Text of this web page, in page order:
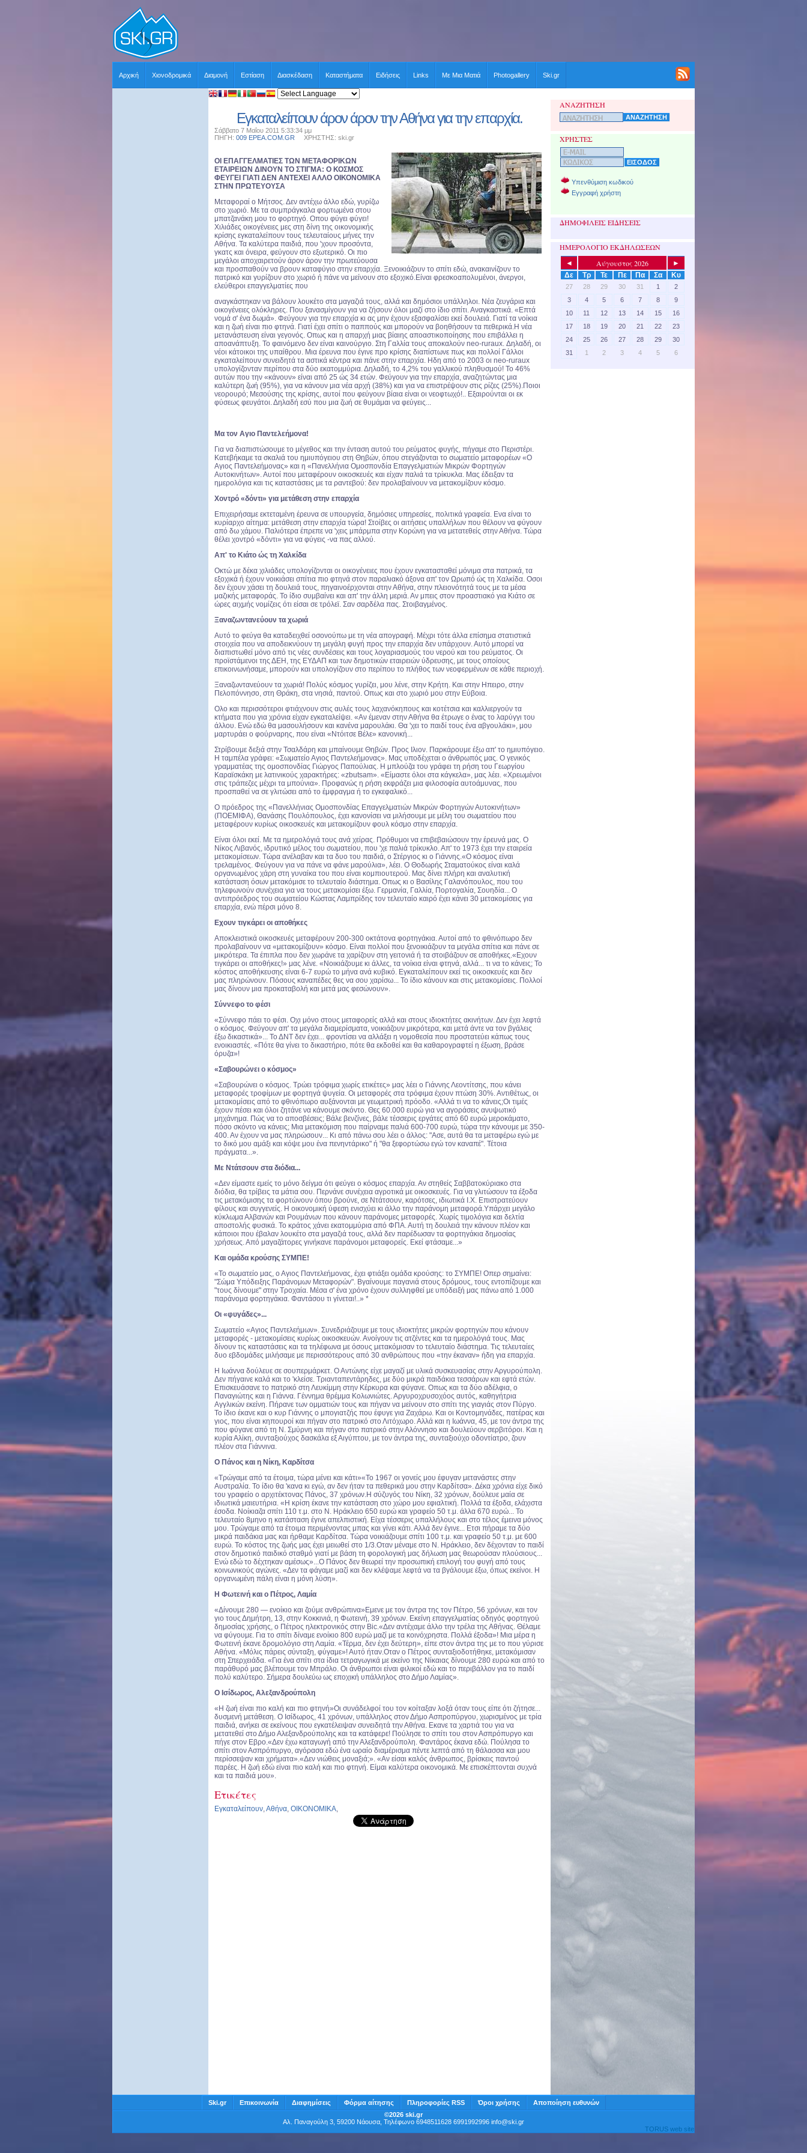
Αρχική Χιονοδρομικά Διαμονή Εστίαση Διασκέδαση Καταστήματα Ειδήσεις Links Με Μια Ματιά Photogallery Ski.gr
Εγκαταλείπουν άρον άρον την Αθήνα για την επαρχία.
Σάββατο 7 Μαΐου 2011 5:33:34 μμ
ΠΗΓΗ: 009 EPEA.COM.GR ΧΡΗΣΤΗΣ: ski.gr
ΟΙ ΕΠΑΓΓΕΛΜΑΤΙΕΣ ΤΩΝ ΜΕΤΑΦΟΡΙΚΩΝ
ΕΤΑΙΡΕΙΩΝ ΔΙΝΟΥΝ ΤΟ ΣΤΙΓΜΑ: Ο ΚΟΣΜΟΣ
ΦΕΥΓΕΙ ΓΙΑΤΙ ΔΕΝ ΑΝΤΕΧΕΙ ΑΛΛΟ ΟΙΚΟΝΟΜΙΚΑ
ΣΤΗΝ ΠΡΩΤΕΥΟΥΣΑ
Μεταφοραί ο Μήτσος. Δεν αντέχω άλλο εδώ, γυρίζω
στο χωριό. Με τα συμπράγκαλα φορτωμένα στου
μπατζανάκη μου το φορτηγό. Οπου φύγει φύγει!
Χιλιάδες οικογένειες μες στη δίνη της οικονομικής
κρίσης εγκαταλείπουν τους τελευταίους μήνες την
Αθήνα. Τα καλύτερα παιδιά, που 'χουν προσόντα,
γκατς και όνειρα, φεύγουν στο εξωτερικό. Οι πιο
μεγάλοι αποχαιρετούν άρον άρον την πρωτεύουσα
και προσπαθούν να βρουν καταφύγιο στην επαρχία. Ξενοικιάζουν το σπίτι εδώ, ανακαινίζουν το
πατρικό και γυρίζουν στο χωριό ή πάνε να μείνουν στο εξοχικό.Είναι φρεσκοαπολυμένοι, άνεργοι,
ελεύθεροι επαγγελματίες που
αναγκάστηκαν να βάλουν λουκέτο στα μαγαζιά τους, αλλά και δημόσιοι υπάλληλοι. Νέα ζευγάρια και
οικογένειες ολόκληρες. Που ξανασμίγουν για να ζήσουν όλοι μαζί στο ίδιο σπίτι. Αναγκαστικά. «Επτά
νομά σ' ένα δωμά». Φεύγουν για την επαρχία κι ας μην έχουν εξασφαλίσει εκεί δουλειά. Γιατί τα νοίκια
και η ζωή είναι πιο φτηνά. Γιατί έχει σπίτι ο παππούς και μπορούν να βοηθήσουν τα πεθερικά.Η νέα
μετανάστευση είναι γεγονός. Οπως και η απαρχή μιας βίαιης αποαστικοποίησης που επιβάλλει η
αποανάπτυξη. Το φαινόμενο δεν είναι καινούργιο. Στη Γαλλία τους αποκαλούν neo-ruraux. Δηλαδή, οι
νέοι κάτοικοι της υπαίθρου. Μια έρευνα που έγινε προ κρίσης διαπίστωνε πως και πολλοί Γάλλοι
εγκαταλείπουν συνειδητά τα αστικά κέντρα και πάνε στην επαρχία. Ηδη από το 2003 οι neo-ruraux
υπολογίζονταν περίπου στα δύο εκατομμύρια. Δηλαδή, το 4,2% του γαλλικού πληθυσμού! Το 46%
αυτών που την «κάνουν» είναι από 25 ώς 34 ετών. Φεύγουν για την επαρχία, αναζητώντας μια
καλύτερη ζωή (95%), για να κάνουν μια νέα αρχή (38%) και για να επιστρέψουν στις ρίζες (25%).Ποιοι
νεορουρό; Μεσούσης της κρίσης, αυτοί που φεύγουν βίαια είναι οι νεοφτωχό!.. Εξαιρούνται οι εκ
φύσεως φευγάτοι. Δηλαδή εσύ που μια ζωή σε θυμάμαι να φεύγεις...
Μα τον Αγιο Παντελεήμονα!
Για να διαπιστώσουμε το μέγεθος και την ένταση αυτού του ρεύματος φυγής, πήγαμε στο Περιστέρι.
Κατεβήκαμε τα σκαλιά του ημιυπόγειου στη Θηβών, όπου στεγάζονται το σωματείο μεταφορέων «Ο
Αγιος Παντελεήμονας» και η «Πανελλήνια Ομοσπονδία Επαγγελματιών Μικρών Φορτηγών
Αυτοκινήτων». Αυτοί που μεταφέρουν οικοσκευές και είχαν παλιά τα τρίκυκλα. Μας έδειξαν τα
ημερολόγια και τις καταστάσεις με τα ραντεβού: δεν προλαβαίνουν να μετακομίζουν κόσμο.
Χοντρό «δόντι» για μετάθεση στην επαρχία
Επιχειρήσαμε εκτεταμένη έρευνα σε υπουργεία, δημόσιες υπηρεσίες, πολιτικά γραφεία. Ενα είναι το
κυρίαρχο αίτημα: μετάθεση στην επαρχία τώρα! Στοίβες οι αιτήσεις υπαλλήλων που θέλουν να φύγουν
από δω χάμου. Παλιότερα έπρεπε να 'χεις μπάρμπα στην Κορώνη για να μετατεθείς στην Αθήνα. Τώρα
θέλει χοντρό «δόντι» για να φύγεις -να πας αλλού.
Απ' το Κιάτο ώς τη Χαλκίδα
Οκτώ με δέκα χιλιάδες υπολογίζονται οι οικογένειες που έχουν εγκατασταθεί μόνιμα στα πατρικά, τα
εξοχικά ή έχουν νοικιάσει σπίτια πιο φτηνά στον παραλιακό άξονα απ' τον Ωρωπό ώς τη Χαλκίδα. Οσοι
δεν έχουν χάσει τη δουλειά τους, πηγαινοέρχονται στην Αθήνα, στην πλειονότητά τους με τα μέσα
μαζικής μεταφοράς. Το ίδιο συμβαίνει και απ' την άλλη μεριά. Αν μπεις στον προαστιακό για Κιάτο σε
ώρες αιχμής νομίζεις ότι είσαι σε τρόλεϊ. Σαν σαρδέλα πας. Στοιβαγμένος.
Ξαναζωντανεύουν τα χωριά
Αυτό το φεύγα θα καταδειχθεί οσονούπω με τη νέα απογραφή. Μέχρι τότε άλλα επίσημα στατιστικά
στοιχεία που να αποδεικνύουν τη μεγάλη φυγή προς την επαρχία δεν υπάρχουν. Αυτό μπορεί να
διαπιστωθεί μόνο από τις νέες συνδέσεις και τους λογαριασμούς του νερού και του ρεύματος. Οι
προϊστάμενοι της ΔΕΗ, της ΕΥΔΑΠ και των δημοτικών εταιρειών ύδρευσης, με τους οποίους
επικοινωνήσαμε, μπορούν και υπολογίζουν στο περίπου το πλήθος των νεοφερμένων σε κάθε περιοχή.
Ξαναζωντανεύουν τα χωριά! Πολύς κόσμος γυρίζει, μου λένε, στην Κρήτη. Και στην Ηπειρο, στην
Πελοπόννησο, στη Θράκη, στα νησιά, παντού. Οπως και στο χωριό μου στην Εύβοια.
Ολο και περισσότεροι φτιάχνουν στις αυλές τους λαχανόκηπους και κοτέτσια και καλλιεργούν τα
κτήματα που για χρόνια είχαν εγκαταλείψει. «Αν έμεναν στην Αθήνα θα έτρωγε ο ένας το λαρύγγι του
άλλου. Ενώ εδώ θα μασουλήσουν και κανένα μαρουλάκι. Θα 'χει το παιδί τους ένα αβγουλάκι», μου
μαρτυράει ο φούρναρης, που είναι «Ντόιτσε Βέλε» κανονική...
Στρίβουμε δεξιά στην Τσαλδάρη και μπαίνουμε Θηβών. Προς Ιλιον. Παρκάρουμε έξω απ' το ημιυπόγειο.
Η ταμπέλα γράφει: «Σωματείο Αγιος Παντελεήμονας». Μας υποδέχεται ο άνθρωπός μας. Ο γενικός
γραμματέας της ομοσπονδίας Γιώργος Παπούλιας. Η μπλούζα του γράφει τη ρήση του Γεωργίου
Καραϊσκάκη με λατινικούς χαρακτήρες: «zbutsam». «Είμαστε όλοι στα κάγκελα», μας λέει. «Χρεωμένοι
στις τράπεζες μέχρι τα μπούνια». Προφανώς η ρήση εκφράζει μια φιλοσοφία αυτοάμυνας, που
προσπαθεί να σε γλιτώσει από το έμφραγμα ή το εγκεφαλικό...
Ο πρόεδρος της «Πανελλήνιας Ομοσπονδίας Επαγγελματιών Μικρών Φορτηγών Αυτοκινήτων»
(ΠΟΕΜΙΦΑ), Θανάσης Πουλόπουλος, έχει κανονίσει να μιλήσουμε με μέλη του σωματείου που
μεταφέρουν κυρίως οικοσκευές και μετακομίζουν φουλ κόσμο στην επαρχία.
Είναι όλοι εκεί. Με τα ημερολόγιά τους ανά χείρας. Πρόθυμοι να επιβεβαιώσουν την έρευνά μας. Ο
Νίκος Λιβανός, ιδρυτικό μέλος του σωματείου, που 'χε παλιά τρίκυκλο. Απ' το 1973 έχει την εταιρεία
μετακομίσεων. Τώρα ανέλαβαν και τα δυο του παιδιά, ο Στέργιος κι ο Γιάννης.«Ο κόσμος είναι
τρελαμένος. Φεύγουν για να πάνε να φάνε μαρούλια», λέει. Ο Θοδωρής Σταματούκος είναι καλά
οργανωμένος χάρη στη γυναίκα του που είναι κομπιουτερού. Μας δίνει πλήρη και αναλυτική
κατάσταση όσων μετακόμισε το τελευταίο διάστημα. Οπως κι ο Βασίλης Γαλανόπουλος, που του
τηλεφωνούν συνέχεια για να τους μετακομίσει έξω. Γερμανία, Γαλλία, Πορτογαλία, Σουηδία... Ο
αντιπρόεδρος του σωματείου Κώστας Λαμπρίδης τον τελευταίο καιρό έχει κάνει 30 μετακομίσεις για
επαρχία, ενώ πέρσι μόνο 8.
Εχουν τιγκάρει οι αποθήκες
Αποκλειστικά οικοσκευές μεταφέρουν 200-300 οκτάτονα φορτηγάκια. Αυτοί από το φθινόπωρο δεν
προλαβαίνουν να «μετακομίζουν» κόσμο. Είναι πολλοί που ξενοικιάζουν τα μεγάλα σπίτια και πάνε σε
μικρότερα. Τα έπιπλα που δεν χωράνε τα χαρίζουν στη γειτονιά ή τα στοιβάζουν σε αποθήκες.«Εχουν
τιγκάρει οι αποθήκες!» μας λένε. «Νοικιάζουμε κι άλλες, τα νοίκια είναι φτηνά, αλλά... τι να το κάνεις; Το
κόστος αποθήκευσης είναι 6-7 ευρώ το μήνα ανά κυβικό. Εγκαταλείπουν εκεί τις οικοσκευές και δεν
μας πληρώνουν. Πόσους καναπέδες θες να σου χαρίσω... Το ίδιο κάνουν και στις μετακομίσεις. Πολλοί
μας δίνουν μια προκαταβολή και μετά μας φεσώνουν».
Σύννεφο το φέσι
«Σύννεφο πάει το φέσι. Οχι μόνο στους μεταφορείς αλλά και στους ιδιοκτήτες ακινήτων. Δεν έχει λεφτά
ο κόσμος. Φεύγουν απ' τα μεγάλα διαμερίσματα, νοικιάζουν μικρότερα, και μετά άντε να τον βγάλεις
έξω δικαστικά»... Το ΔΝΤ δεν έχει... φροντίσει να αλλάξει η νομοθεσία που προστατεύει κάπως τους
ενοικιαστές. «Πότε θα γίνει το δικαστήριο, πότε θα εκδοθεί και θα καθαρογραφτεί η έξωση, βράσε
όρυζα»!
«Σαβουρώνει ο κόσμος»
«Σαβουρώνει ο κόσμος. Τρώει τρόφιμα χωρίς ετικέτες» μας λέει ο Γιάννης Λεοντίτσης, που κάνει
μεταφορές τροφίμων με φορτηγά ψυγεία. Οι μεταφορές στα τρόφιμα έχουν πτώση 30%. Αντιθέτως, οι
μετακομίσεις από το φθινόπωρο αυξάνονται με γεωμετρική πρόοδο. «Αλλά τι να το κάνεις;Οι τιμές
έχουν πέσει και όλοι ζητάνε να κάνουμε σκόντο. Θες 60.000 ευρώ για να αγοράσεις ανυψωτικό
μηχάνημα. Πώς να το αποσβέσεις; Βάλε βενζίνες, βάλε τέσσερις εργάτες από 60 ευρώ μεροκάματο,
πόσο σκόντο να κάνεις; Μια μετακόμιση που παίρναμε παλιά 600-700 ευρώ, τώρα την κάνουμε με 350-
400. Αν έχουν να μας πληρώσουν... Κι από πάνω σου λέει ο άλλος: "Ασε, αυτά θα τα μεταφέρω εγώ με
το δικό μου αμάξι και κόψε μου ένα πενηντάρικο" ή "θα ξεφορτώσω εγώ τον καναπέ". Τέτοια
πράγματα...».
Με Ντάτσουν στα διόδια...
«Δεν είμαστε εμείς το μόνο δείγμα ότι φεύγει ο κόσμος επαρχία. Αν στηθείς Σαββατοκύριακο στα
διόδια, θα τρίβεις τα μάτια σου. Περνάνε συνέχεια αγροτικά με οικοσκευές. Για να γλιτώσουν τα έξοδα
τις μετακόμισης τα φορτώνουν όπου βρούνε, σε Ντάτσουν, καρότσες, ιδιωτικά Ι.Χ. Επιστρατεύουν
φίλους και συγγενείς. Η οικονομική ύφεση ενισχύει κι άλλο την παράνομη μεταφορά.Υπάρχει μεγάλο
κύκλωμα Αλβανών και Ρουμάνων που κάνουν παράνομες μεταφορές. Χωρίς τιμολόγια και δελτία
αποστολής φυσικά. Το κράτος χάνει εκατομμύρια από ΦΠΑ. Αυτή τη δουλειά την κάνουν πλέον και
κάποιοι που έβαλαν λουκέτο στα μαγαζιά τους, αλλά δεν παρέδωσαν τα φορτηγάκια δημοσίας
χρήσεως. Από μαγαζάτορες γινήκανε παράνομοι μεταφορείς. Εκεί φτάσαμε...»
Και ομάδα κρούσης ΣΥΜΠΕ!
«Το σωματείο μας, ο Αγιος Παντελεήμονας, έχει φτιάξει ομάδα κρούσης: το ΣΥΜΠΕ! Οπερ σημαίνει:
"Σώμα Υπόδειξης Παράνομων Μεταφορών". Βγαίνουμε παγανιά στους δρόμους, τους εντοπίζουμε και
"τους δίνουμε" στην Τροχαία. Μέσα σ' ένα χρόνο έχουν συλληφθεί με υπόδειξή μας πάνω από 1.000
παράνομα φορτηγάκια. Φαντάσου τι γίνεται!..» *
Οι «φυγάδες»...
Σωματείο «Αγιος Παντελεήμων». Συνεδριάζουμε με τους ιδιοκτήτες μικρών φορτηγών που κάνουν
μεταφορές - μετακομίσεις κυρίως οικοσκευών. Ανοίγουν τις ατζέντες και τα ημερολόγιά τους. Μας
δίνουν τις καταστάσεις και τα τηλέφωνα με όσους μετακόμισαν το τελευταίο διάστημα. Τις τελευταίες
δυο εβδομάδες μιλήσαμε με περισσότερους από 30 ανθρώπους που «την έκαναν» ήδη για επαρχία.
Η Ιωάννα δούλευε σε σουπερμάρκετ. Ο Αντώνης είχε μαγαζί με υλικά συσκευασίας στην Αργυρούπολη.
Δεν πήγαινε καλά και το 'κλείσε. Τριανταπεντάρηδες, με δύο μικρά παιδάκια τεσσάρων και εφτά ετών.
Επισκευάσανε το πατρικό στη Λευκίμμη στην Κέρκυρα και φύγανε. Οπως και τα δύο αδέλφια, ο
Παναγιώτης και η Γιάννα. Γέννημα θρέμμα Κολωνιώτες. Αργυροχρυσοχόος αυτός, καθηγήτρια
Αγγλικών εκείνη. Πήρανε των ομματιών τους και πήγαν να μείνουν στο σπίτι της γιαγιάς στον Πύργο.
Το ίδιο έκανε και ο κυρ Γιάννης ο μπογιατζής που έφυγε για Ζαχάρω. Και οι Κοντομηνάδες, πατέρας και
γιος, που είναι κηπουροί και πήγαν στο πατρικό στο Λιτόχωρο. Αλλά και η Ιωάννα, 45, με τον άντρα της
που φύγανε από τη Ν. Σμύρνη και πήγαν στο πατρικό στην Αλόννησο και δουλεύουν σερβιτόροι. Και η
κυρία Αλίκη, συνταξιούχος δασκάλα εξ Αιγύπτου, με τον άντρα της, συνταξιούχο οδοντίατρο, ζουν
πλέον στα Γιάννινα.
Ο Πάνος και η Νίκη, Καρδίτσα
«Τρώγαμε από τα έτοιμα, τώρα μένει και κάτι»«Το 1967 οι γονείς μου έφυγαν μετανάστες στην
Αυστραλία. Το ίδιο θα 'κανα κι εγώ, αν δεν ήταν τα πεθερικά μου στην Καρδίτσα». Δέκα χρόνια είχε δικό
του γραφείο ο αρχιτέκτονας Πάνος, 37 χρόνων.Η σύζυγός του Νίκη, 32 χρόνων, δούλευε μαία σε
ιδιωτικά μαιευτήρια. «Η κρίση έκανε την κατάσταση στο χώρο μου εφιαλτική. Πολλά τα έξοδα, ελάχιστα
έσοδα. Νοίκιαζα σπίτι 110 τ.μ. στο Ν. Ηράκλειο 650 ευρώ και γραφείο 50 τ.μ. άλλα 670 ευρώ... Το
τελευταίο 8μηνο η κατάσταση έγινε απελπιστική. Είχα τέσσερις υπαλλήλους και στο τέλος έμεινα μόνος
μου. Τρώγαμε από τα έτοιμα περιμένοντας μπας και γίνει κάτι. Αλλά δεν έγινε... Ετσι πήραμε τα δύο
μικρά παιδάκια μας και ήρθαμε Καρδίτσα. Τώρα νοικιάζουμε σπίτι 100 τ.μ. και γραφείο 50 τ.μ. με 600
ευρώ. Το κόστος της ζωής μας έχει μειωθεί στο 1/3.Οταν μέναμε στο Ν. Ηράκλειο, δεν δέχονταν το παιδί
στον δημοτικό παιδικό σταθμό γιατί με βάση τη φορολογική μας δήλωση μας θεωρούσαν πλούσιους...
Ενώ εδώ το δέχτηκαν αμέσως»...Ο Πάνος δεν θεωρεί την προσωπική επιλογή του φυγή από τους
κοινωνικούς αγώνες. «Δεν τα φάγαμε μαζί και δεν κλέψαμε λεφτά να τα βγάλουμε έξω, όπως εκείνοι. Η
οργανωμένη πάλη είναι η μόνη λύση».
Η Φωτεινή και ο Πέτρος, Λαμία
«Δίνουμε 280 ― ενοίκιο και ζούμε ανθρώπινα»Εμενε με τον άντρα της τον Πέτρο, 56 χρόνων, και τον
γιο τους Δημήτρη, 13, στην Κοκκινιά, η Φωτεινή, 39 χρόνων. Εκείνη επαγγελματίας οδηγός φορτηγού
δημοσίας χρήσης, ο Πέτρος ηλεκτρονικός στην Bic.«Δεν αντέχαμε άλλο την τρέλα της Αθήνας. Θέλαμε
να φύγουμε. Για το σπίτι δίναμε ενοίκιο 800 ευρώ μαζί με τα κοινόχρηστα. Πολλά έξοδα»! Μια μέρα η
Φωτεινή έκανε δρομολόγιο στη Λαμία. «Τέρμα, δεν έχει δεύτερη», είπε στον άντρα της με το που γύρισε
Αθήνα. «Μόλις πάρεις σύνταξη, φύγαμε»! Αυτό ήταν.Οταν ο Πέτρος συνταξιοδοτήθηκε, μετακόμισαν
στη Σπερχειάδα. «Για ένα σπίτι στα ίδια τετραγωγικά με εκείνο της Νίκαιας δίνουμε 280 ευρώ και από το
παράθυρό μας βλέπουμε τον Μπράλο. Οι άνθρωποι είναι φιλικοί εδώ και το περιβάλλον για το παιδί
πολύ καλύτερο. Σήμερα δουλεύω ως εποχική υπάλληλος στο Δήμο Λαμίας».
Ο Ισίδωρος, Αλεξανδρούπολη
«Η ζωή είναι πιο καλή και πιο φτηνή»Οι συνάδελφοί του τον κοίταξαν λοξά όταν τους είπε ότι ζήτησε...
δυσμενή μετάθεση. Ο Ισίδωρος, 41 χρόνων, υπάλληλος στον Δήμο Ασπροπύργου, χωρισμένος με τρία
παιδιά, ανήκει σε εκείνους που εγκατέλειψαν συνειδητά την Αθήνα. Εκανε τα χαρτιά του για να
μετατεθεί στο Δήμο Αλεξανδρούπολης και τα κατάφερε! Πούλησε το σπίτι του στον Ασπρόπυργο και
πήγε στον Εβρο.«Δεν έχω καταγωγή από την Αλεξανδρούπολη. Φαντάρος έκανα εδώ. Πούλησα το
σπίτι στον Ασπρόπυργο, αγόρασα εδώ ένα ωραίο διαμέρισμα πέντε λεπτά από τη θάλασσα και μου
περίσσεψαν και χρήματα».«Δεν νιώθεις μοναξιά;». «Αν είσαι καλός άνθρωπος, βρίσκεις παντού
παρέες. Η ζωή εδώ είναι πιο καλή και πιο φτηνή. Είμαι καλύτερα οικονομικά. Με επισκέπτονται συχνά
και τα παιδιά μου».
Ετικέτες
Εγκαταλείπουν,Αθήνα, ΟΙΚΟΝΟΜΙΚΑ,
ΑΝΑΖΗΤΗΣΗ
ΧΡΗΣΤΕΣ
Υπενθύμιση κωδικού
Εγγραφή χρήστη
ΔΗΜΟΦΙΛΕΙΣ ΕΙΔΗΣΕΙΣ
ΗΜΕΡΟΛΟΓΙΟ ΕΚΔΗΛΩΣΕΩΝ
◄ Αύγουστος 2026
►
Δε
Τρ Τε Πε Πα Σα Κυ
27 28 29 30 31 1
2
3
4 5 6 7 8
9
10
11 12 13 14 15
16
17
18 19 20 21 22
23
24
25 26 27 28 29
30
31
1 2 3 4 5 6
Ski.gr Επικοινωνία Διαφημίσεις Φόρμα αίτησης Πληροφορίες RSS Όροι χρήσης
Αποποίηση ευθυνών
©2026 ski.gr
Αλ. Παναγούλη 3, 59200 Νάουσα, Τηλέφωνο 6948511628 6991992996 info@ski.gr
TORUS web site